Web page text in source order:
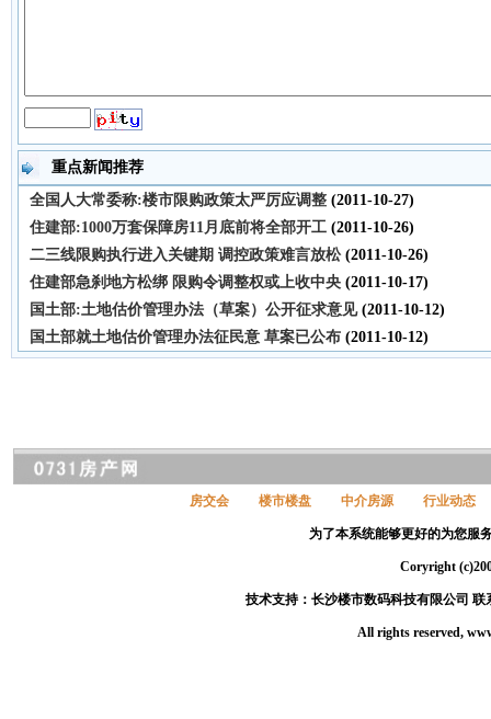
重点新闻推荐
全国人大常委称:楼市限购政策太严厉应调整 (2011-10-27)
住建部:1000万套保障房11月底前将全部开工 (2011-10-26)
二三线限购执行进入关键期 调控政策难言放松(2011-10-26)
住建部急刹地方松绑 限购令调整权或上收中央 (2011-10-17)
国土部:土地估价管理办法（草案）公开征求意见(2011-10-12)
国土部就土地估价管理办法征民意 草案已公布 (2011-10-12)
房交会 楼市楼盘 中介房源 行业动态
为了本系统能够更好的为您服
Coryright
技术支持：长沙楼市数码科技有限公司 联
All rights reserved,